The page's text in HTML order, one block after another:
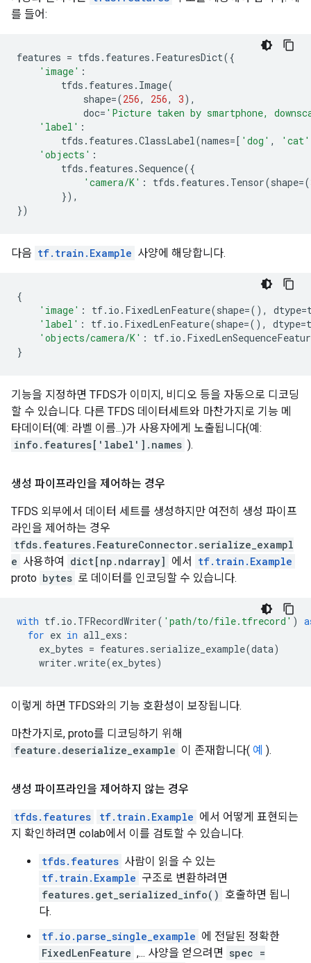
를 들어:
features = tfds . features . FeaturesDict({
'image' :
tfds . features . Image(
shape=(256, 256, 3),
doc= 'Picture taken by smartphone,
'label' :
tfds . features .ClassLabel(names=[ 'dog' , 'cat'
'objects' :
tfds . features .Sequence({
'camera/K' : tfds . features . Tensor(shape=(
}),
})
다음 tf.train.Example 사양에 해당합니다.
{
'image' : tf. io . FixedLenFeature(shape=(), dtype=
'label' : tf. io . FixedLenFeature(shape=(), dtype=
'objects/camera/K' : tf. io .
}
기능을 지정하면 TFDS가 이미지, 비디오 등을 자동으로 디코딩
할 수 있습니다. 다른 TFDS 데이터세트와 마찬가지로 기능 메
타데이터(예: 라벨 이름...)가 사용자에게 노출됩니다(예:
info.features['label'].names ).
생성 파이프라인을 제어하는 ​​경우
TFDS 외부에서 데이터 세트를 생성하지만 여전히 생성 파이프
라인을 제어하는 ​​경우
tfds.features.FeatureConnector.serialize_exampl
e 사용하여 dict[np.ndarray] 에서
tf.train.Example
proto bytes 로 데이터를 인코딩할 수 있습니다.
with tf. io . TFRecordWriter( 'path/to/file.tfrecord' )
for ex in all_exs :
ex_bytes = features . serialize_example(data)
writer .write(ex_bytes)
이렇게 하면 TFDS와의 기능 호환성이 보장됩니다.
마찬가지로, proto를 디코딩하기 위해
feature.deserialize_example 이 존재합니다( 예 ).
생성 파이프라인을 제어하지 않는 경우
tfds.features tf.train.Example 에서 어떻게 표현되는
지 확인하려면 colab에서 이를 검토할 수 있습니다.
tfds.features 사람이 읽을 수 있는
tf.train.Example 구조로 변환하려면
features.get_serialized_info() 호출하면 됩니
다.
tf.io.parse_single_example 에 전달된 정확한
FixedLenFeature ,... 사양을 얻으려면 spec =